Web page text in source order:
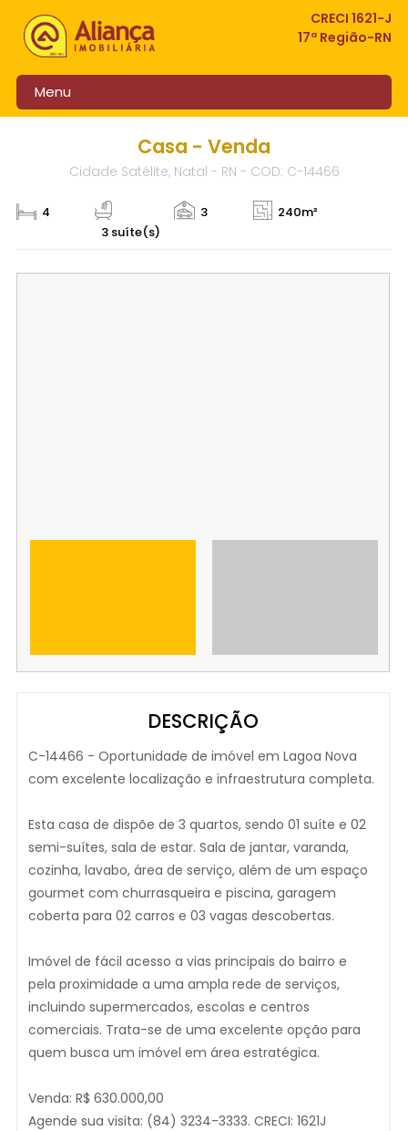
CRECI 1621-J
17ª Região-RN
Menu
Casa - Venda
Cidade Satélite, Natal - RN - COD: C-14466
4
3 suíte(s)
3 240m²
DESCRIÇÃO
C-14466 - Oportunidade de imóvel em Lagoa Nova
com excelente localização e infraestrutura completa.
Esta casa de dispõe de 3 quartos, sendo 01 suíte e 02
semi-suítes, sala de estar. Sala de jantar, varanda,
cozinha, lavabo, área de serviço, além de um espaço
gourmet com churrasqueira e piscina, garagem
coberta para 02 carros e 03 vagas descobertas.
Imóvel de fácil acesso a vias principais do bairro e
pela proximidade a uma ampla rede de serviços,
incluindo supermercados, escolas e centros
comerciais. Trata-se de uma excelente opção para
quem busca um imóvel em área estratégica.
Venda: R$ 630.000,00
Agende sua visita: (84) 3234-3333. CRECI: 1621J